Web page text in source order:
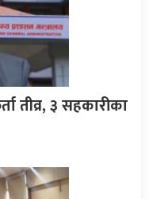
तीव्र, ३ सहकारीका